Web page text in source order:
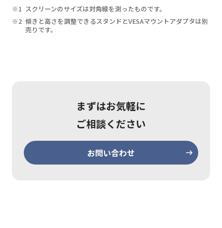
スクリーンのサイズは対角線を測ったものです。
傾きと高さを調整できるスタンドとVESAマウントアダプタは別
売りです。
まずはお気軽に
ご相談ください
お問い合わせ